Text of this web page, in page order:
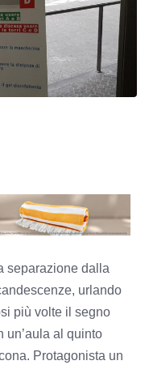
separazione dalla
urlando
più volte il segno
un’aula al quinto
Protagonista un